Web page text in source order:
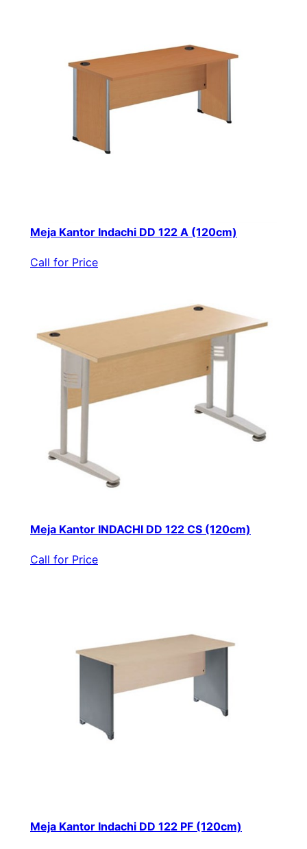
Meja Kantor Indachi DD 122 A (120cm)
Call for Price
Meja Kantor INDACHI DD 122 CS (120cm)
Call for Price
Meja Kantor Indachi DD 122 PF (120cm)